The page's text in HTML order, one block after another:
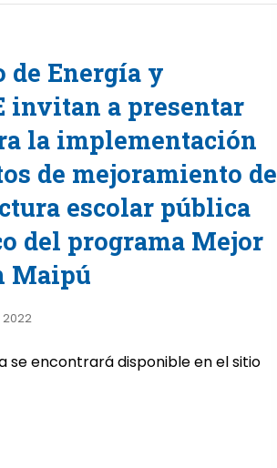
Energía y
invitan a presentar
la implementación
de mejoramiento de
escolar pública
del programa Mejor
Maipú
se encontrará disponible en el sitio